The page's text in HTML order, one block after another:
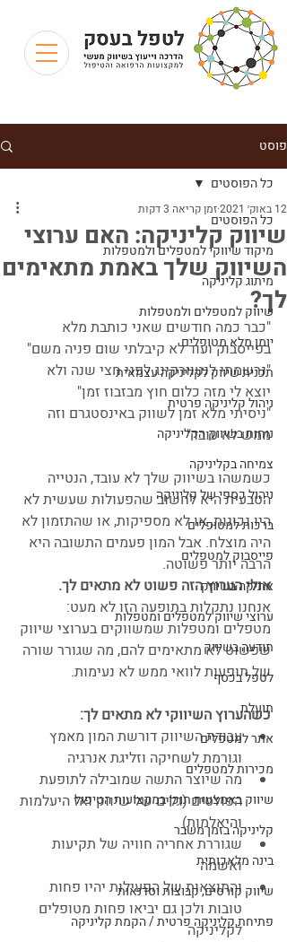
פוסט
כל הפוסטים
מיקוד שיווקי למטפלים ולמטפלות
מיתוג קליניקה
שיווק למטפלים ולמטפלות
יומן מלא מטופלים
תכנית שיווק לקליניקה עצמאית
ניהול קליניקה פרטית
נוחות בשיווק הקליניקה
צמיחה בקליניקה
ניהול כספי של קליניקה
ברכות למטופלים
פייסבוק למטפלים
אתיקה בשיווק
ערוצי שיווק למטפלים ומטפלות
תודעה בשיווק
לטפל בכסף
תועלת
אתר למטפלים
מכירות למטפלים
שיווק באמצעות תוכן במקצועות הטיפול
קליניקה בזמן משבר
בינה מלאכותית
שיווק קורסים, קבוצות וסדנאות
פתיחת קליניקה פרטית / הקמת קליניקה
כל הפוסטים
שיווק קליניקה: האם ערוצי
השיווק שלך באמת מתאימים
לך?
12 באוק׳ 2021 זמן קריאה 3 דקות
"כבר כמה חודשים שאני כותבת מלא
בפייסבוק ועוד לא קיבלתי שום פניה משם"
"נרשמתי לנטוורקינג לפני חצי שנה ולא
יוצא לי מזה כלום חוץ מבזבוז זמן"
"ניסיתי מלא זמן לשווק באינסטגרם וזה
ממש לא עובד"
כשמשהו בשיווק שלך לא עובד, הנטייה
הטבעית היא לחשוב שהפעולות שעשית לא
היו נכונות, או לא מספיקות, או שהתזמון לא
היה מוצלח. אבל המון פעמים התשובה היא
הרבה יותר פשוטה.
אולי הערוץ הזה פשוט לא מתאים לך.
אנחנו נתקלות בתופעה הזו לא מעט:
מטפלים ומטפלות שמשווקים בערוצי שיווק
שפשוט לא מתאימים להם, מה שגורר שורה
של תופעות לוואי ממש לא נעימות.
כשהערוץ השיווקי לא מתאים לך:
עבודת השיווק דורשת המון מאמץ
וגורמת לשחיקה וזליגת אנרגיה
מה שיוצר התשה שמובילה לתופעת
הפולסים (גלים של שיווק ואז היעלמות
והיאלמות)
שגוררת אחריה חוויה של תקיעות
ואשמה
והתוצאות של הפעילות יהיו פחות
טובות ולכן גם יביאו פחות מטופלים
לקליניקה